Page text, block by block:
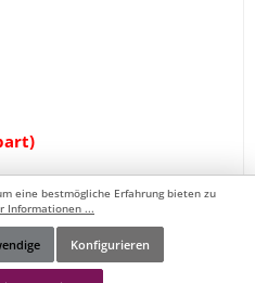
hinzufügen
eine bestmögliche Erfahrung bieten zu
Informationen ...
Konfigurieren